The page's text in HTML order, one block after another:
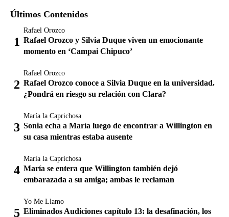
Últimos Contenidos
Rafael Orozco
Rafael Orozco y Silvia Duque viven un emocionante
momento en ‘Campai Chipuco’
Rafael Orozco
Rafael Orozco conoce a Silvia Duque en la universidad.
¿Pondrá en riesgo su relación con Clara?
María la Caprichosa
Sonia echa a María luego de encontrar a Willington en
su casa mientras estaba ausente
María la Caprichosa
María se entera que Willington también dejó
embarazada a su amiga; ambas le reclaman
Yo Me Llamo
Eliminados Audiciones capítulo 13: la desafinación, los